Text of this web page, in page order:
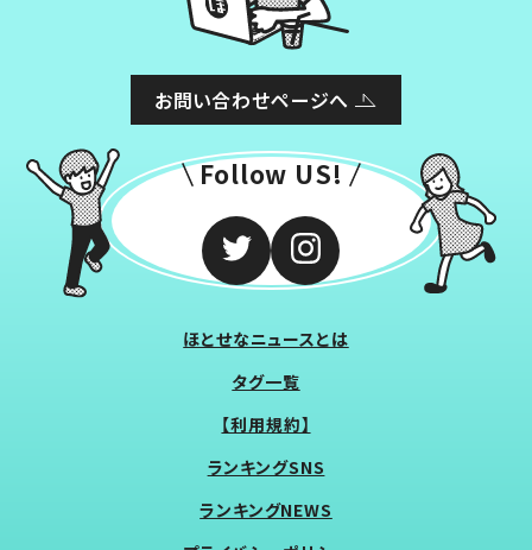
お問い合わせページへ
Follow US!
ほとせなニュースとは
タグ一覧
【利用規約】
ランキングSNS
ランキングNEWS